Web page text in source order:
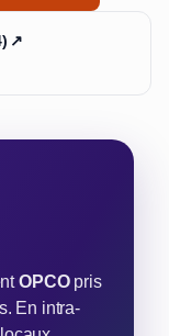
↗
OPCOpris
En intra-